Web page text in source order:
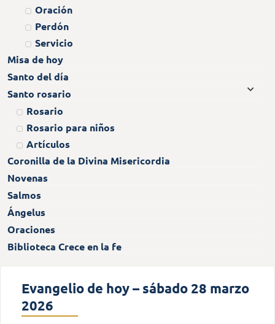
Oración
Perdón
Servicio
Misa de hoy
Santo del día
Santo rosario
Rosario
Rosario para niños
Artículos
Coronilla de la Divina Misericordia
Novenas
Salmos
Ángelus
Oraciones
Biblioteca Crece en la fe
Evangelio de hoy – sábado 28 marzo
2026